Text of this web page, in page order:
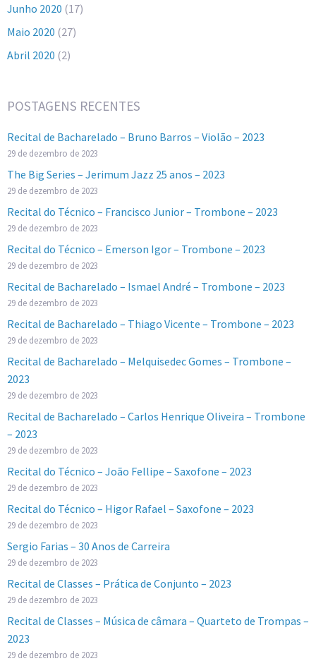
Junho 2020 (17)
Maio 2020 (27)
Abril 2020 (2)
POSTAGENS RECENTES
Recital de Bacharelado – Bruno Barros – Violão – 2023
29 de dezembro de 2023
The Big Series – Jerimum Jazz 25 anos – 2023
29 de dezembro de 2023
Recital do Técnico – Francisco Junior – Trombone – 2023
29 de dezembro de 2023
Recital do Técnico – Emerson Igor – Trombone – 2023
29 de dezembro de 2023
Recital de Bacharelado – Ismael André – Trombone – 2023
29 de dezembro de 2023
Recital de Bacharelado – Thiago Vicente – Trombone – 2023
29 de dezembro de 2023
Recital de Bacharelado – Melquisedec Gomes – Trombone –
2023
29 de dezembro de 2023
Recital de Bacharelado – Carlos Henrique Oliveira – Trombone
– 2023
29 de dezembro de 2023
Recital do Técnico – João Fellipe – Saxofone – 2023
29 de dezembro de 2023
Recital do Técnico – Higor Rafael – Saxofone – 2023
29 de dezembro de 2023
Sergio Farias – 30 Anos de Carreira
29 de dezembro de 2023
Recital de Classes – Prática de Conjunto – 2023
29 de dezembro de 2023
Recital de Classes – Música de câmara – Quarteto de Trompas –
2023
29 de dezembro de 2023